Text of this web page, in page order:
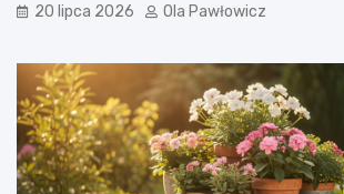
20 lipca 2026 Ola Pawłowicz